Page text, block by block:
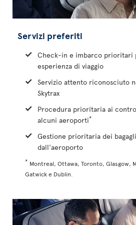
Servizi preferiti
Check-in e imbarco prioritari
esperienza di viaggio
Servizio attento riconosciuto
Skytrax
Procedura prioritaria ai
alcuni aeroporti*
Gestione prioritaria dei
dall'aeroporto
* Montreal, Ottawa, Toronto, Glasgow,
Gatwick e Dublin.